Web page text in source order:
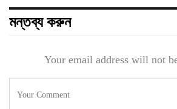
মন্তব্য করুন
Your email address will not